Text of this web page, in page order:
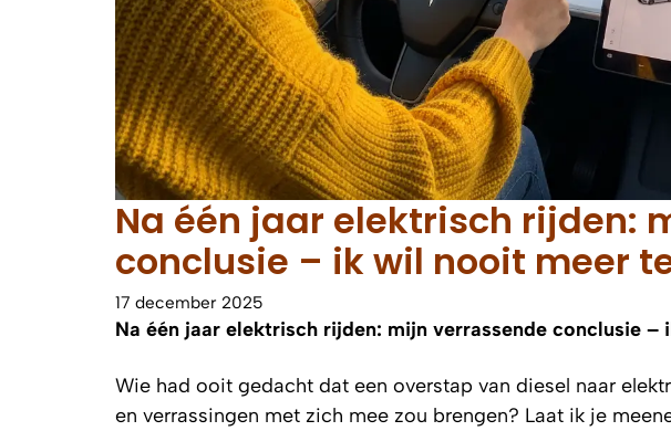
Na één jaar elektrisch rijden:
conclusie – ik wil nooit meer
17 december 2025
Na één jaar elektrisch rijden: mijn verrassende conclusie
Wie had ooit gedacht dat een overstap van diesel naar
en verrassingen met zich mee zou brengen? Laat ik je